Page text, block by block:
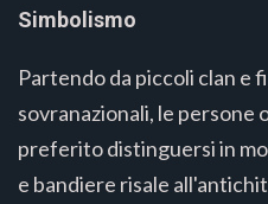
Simbolismo
Partendo da piccoli clan e
sovranazionali, le persone
preferito distinguersi in
e bandiere risale